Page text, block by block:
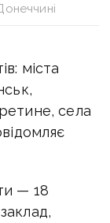
міста
села
— 18